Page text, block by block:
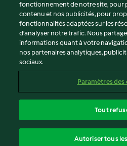
© Copyright 2026
Conditions d'utilisation
Politique de confidentialité
Non-responsabilité
Mentions légales
Contenu du rapport
Déclaration d'accessibilité
fonctionnement de notre site, pour
contenu et nos publicités, pour
fonctionnalités adaptées sur les
d’analyser notre trafic. Nous
informations quant à votre
nos partenaires analytiques,
sociaux.
Paramètres des
Tout
Autoriser tous